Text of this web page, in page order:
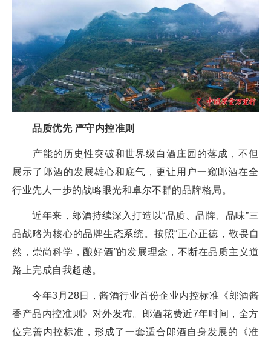
品质优先 严守内控准则
产能的历史性突破和世界级白酒庄园的落成，不但
展示了郎酒的发展雄心和底气，更让用户一窥郎酒在全
行业先人一步的战略眼光和卓尔不群的品牌格局。
近年来，郎酒持续深入打造以“品质、品牌、品味”三
品战略为核心的品牌生态系统。按照“正心正德，敬畏自
然，崇尚科学，酿好酒”的发展理念，不断在品质主义道
路上完成自我超越。
今年3月28日，酱酒行业首份企业内控标准《郎酒酱
香产品内控准则》对外发布。郎酒花费近7年时间，全方
位完善内控标准，形成了一套适合郎酒自身发展的《准